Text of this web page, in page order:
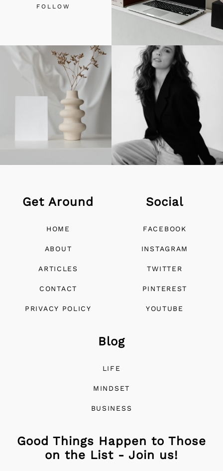
FOLLOW
Get Around
HOME
ABOUT
ARTICLES
CONTACT
PRIVACY POLICY
Social
FACEBOOK
INSTAGRAM
TWITTER
PINTEREST
YOUTUBE
Blog
LIFE
MINDSET
BUSINESS
Good Things Happen to Those
on the List - Join us!